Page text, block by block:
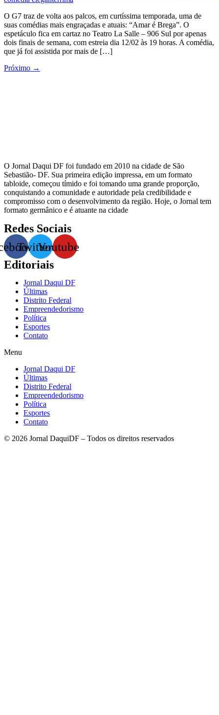
O G7 traz de volta aos palcos, em curtíssima temporada, uma de
suas comédias mais engraçadas e atuais: “Amar é Brega”. O
espetáculo fica em cartaz no Teatro La Salle – 906 Sul por apenas
dois finais de semana, com estreia dia 12/02 às 19 horas. A comédia,
que já foi assistida por mais de […]
Próximo →
O Jornal Daqui DF foi fundado em 2010 na cidade de São
Sebastião- DF. Sua primeira edição impressa, em um formato
tabloide, começou tímido e foi tomando uma grande proporção,
conquistando a comunidade e autoridade pela credibilidade e
compromisso com o desenvolvimento da região. Hoje, o Jornal tem
formato germânico e é atuante na cidade
Redes Sociais
TwitterYoutube
Editoriais
Jornal Daqui DF
Últimas
Distrito Federal
Empreendedorismo
Política
Esportes
Contato
Menu
Jornal Daqui DF
Últimas
Distrito Federal
Empreendedorismo
Política
Esportes
Contato
© 2026 Jornal DaquiDF – Todos os direitos reservados